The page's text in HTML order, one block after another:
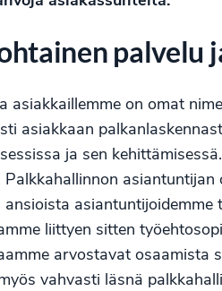
palvelu
asiakkaillemme on omat
asiakkaan
ja sen
Palkkahallinnon
liittyen sitten
arvostavat osaamista
vahvasti läsnä